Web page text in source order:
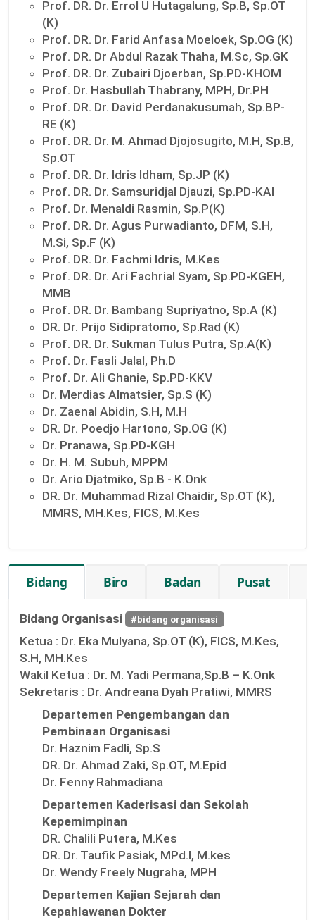
Prof. DR. Dr. Errol U Hutagalung, Sp.B, Sp.OT
(K)
Prof. DR. Dr. Farid Anfasa Moeloek, Sp.OG (K)
Prof. DR. Dr Abdul Razak Thaha, M.Sc, Sp.GK
Prof. DR. Dr. Zubairi Djoerban, Sp.PD-KHOM
Prof. Dr. Hasbullah Thabrany, MPH, Dr.PH
Prof. DR. Dr. David Perdanakusumah, Sp.BP-
RE (K)
Prof. DR. Dr. M. Ahmad Djojosugito, M.H, Sp.B,
Sp.OT
Prof. DR. Dr. Idris Idham, Sp.JP (K)
Prof. DR. Dr. Samsuridjal Djauzi, Sp.PD-KAI
Prof. Dr. Menaldi Rasmin, Sp.P(K)
Prof. DR. Dr. Agus Purwadianto, DFM, S.H,
M.Si, Sp.F (K)
Prof. DR. Dr. Fachmi Idris, M.Kes
Prof. DR. Dr. Ari Fachrial Syam, Sp.PD-KGEH,
MMB
Prof. DR. Dr. Bambang Supriyatno, Sp.A (K)
DR. Dr. Prijo Sidipratomo, Sp.Rad (K)
Prof. DR. Dr. Sukman Tulus Putra, Sp.A(K)
Prof. Dr. Fasli Jalal, Ph.D
Prof. Dr. Ali Ghanie, Sp.PD-KKV
Dr. Merdias Almatsier, Sp.S (K)
Dr. Zaenal Abidin, S.H, M.H
DR. Dr. Poedjo Hartono, Sp.OG (K)
Dr. Pranawa, Sp.PD-KGH
Dr. H. M. Subuh, MPPM
Dr. Ario Djatmiko, Sp.B - K.Onk
DR. Dr. Muhammad Rizal Chaidir, Sp.OT (K),
MMRS, MH.Kes, FICS, M.Kes
Bidang Biro Badan Pusat
Bidang Organisasi #bidang organisasi
Ketua : Dr. Eka Mulyana, Sp.OT (K), FICS, M.Kes,
S.H, MH.Kes
Wakil Ketua : Dr. M. Yadi Permana,Sp.B – K.Onk
Sekretaris : Dr. Andreana Dyah Pratiwi, MMRS
Departemen Pengembangan dan
Pembinaan Organisasi
Dr. Haznim Fadli, Sp.S
DR. Dr. Ahmad Zaki, Sp.OT, M.Epid
Dr. Fenny Rahmadiana
Departemen Kaderisasi dan Sekolah
Kepemimpinan
DR. Chalili Putera, M.Kes
DR. Dr. Taufik Pasiak, MPd.I, M.kes
Dr. Wendy Freely Nugraha, MPH
Departemen Kajian Sejarah dan
Kepahlawanan Dokter